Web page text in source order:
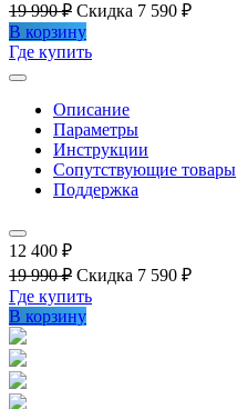
19 990 ₽ Скидка 7 590 ₽
В корзину
Где купить
Описание
Параметры
Инструкции
Сопутствующие товары
Поддержка
12 400 ₽
19 990 ₽ Скидка 7 590 ₽
Где купить
В корзину